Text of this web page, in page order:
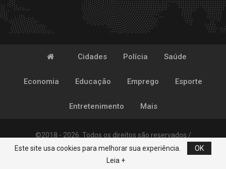
Cidades Polícia Saúde
Economia Educação Emprego Esporte
Entretenimento Mais
©2018 - 2026. Todos os direitos são reservados /
Desenvolvido porPOP
Este site usa cookies para melhorar sua experiência.
OK
Leia +